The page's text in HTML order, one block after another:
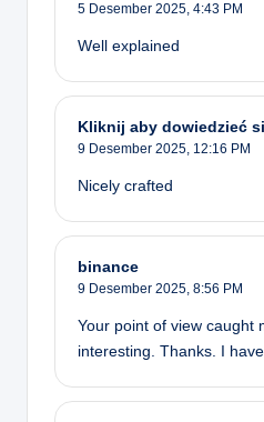
5 Desember 2025, 4:43 PM
Well explained
Kliknij aby dowiedzieć
9 Desember 2025, 12:16 PM
Nicely crafted
binance
9 Desember 2025, 8:56 PM
Your point of view caught
interesting. Thanks. I